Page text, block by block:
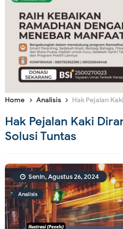
Home Analisis Hak Pejalan Kaki
Hak Pejalan Kaki
Solusi Tuntas
Analisis
Senin, Agustus 26, 2024